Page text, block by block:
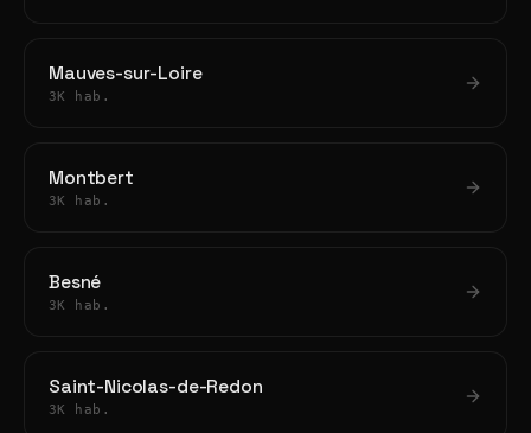
Mauves-sur-Loire
3K hab.
Montbert
3K hab.
Besné
3K hab.
Saint-Nicolas-de-Redon
3K hab.